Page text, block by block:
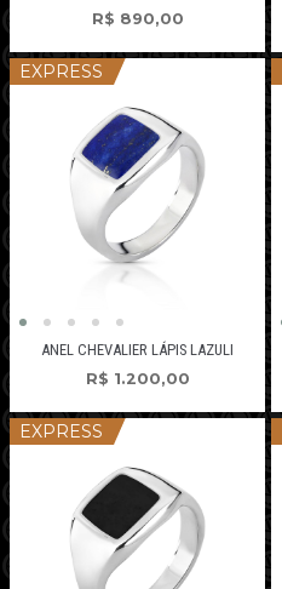
R$ 890,00
EXPRESS
ANEL CHEVALIER LÁPIS LAZULI
R$ 1.200,00
EXPRESS